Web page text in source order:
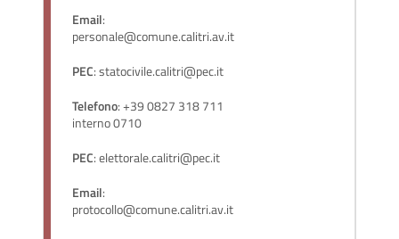
Email:
personale@comune.calitri.av.it
PEC: statocivile.calitri@pec.it
Telefono: +39 0827 318 711
interno 0710
PEC: elettorale.calitri@pec.it
Email:
protocollo@comune.calitri.av.it